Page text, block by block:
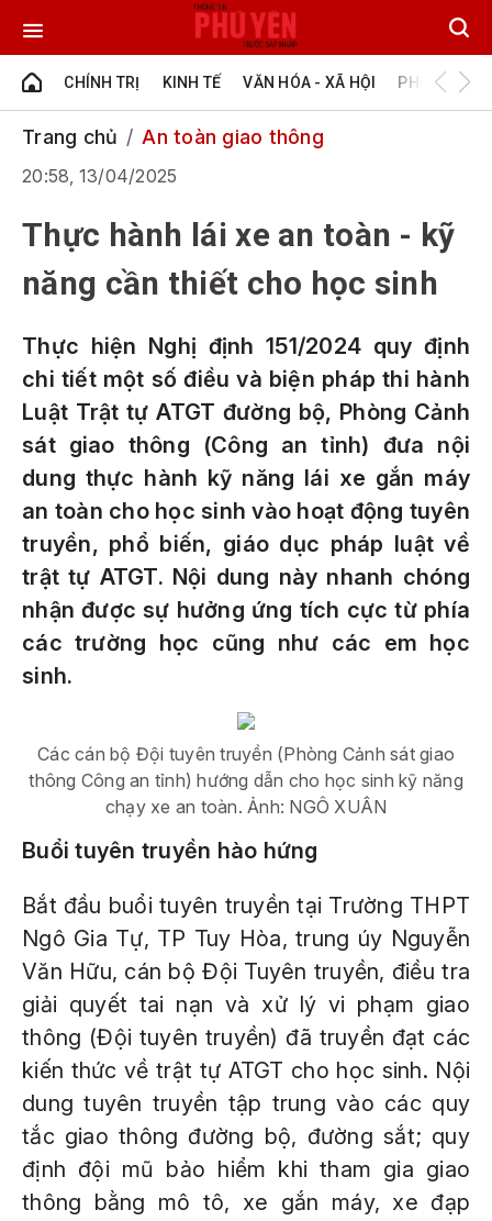
CHÍNH TRỊ KINH TẾ VĂN HÓA - XÃ HỘI PHÚ YÊN -
Trang chủ An toàn giao thông
20:58, 13/04/2025
Thực hành lái xe an toàn - kỹ
năng cần thiết cho học sinh
Thực hiện Nghị định 151/2024 quy định
chi tiết một số điều và biện pháp thi hành
Luật Trật tự ATGT đường bộ, Phòng Cảnh
sát giao thông (Công an tỉnh) đưa nội
dung thực hành kỹ năng lái xe gắn máy
an toàn cho học sinh vào hoạt động tuyên
truyền, phổ biến, giáo dục pháp luật về
trật tự ATGT. Nội dung này nhanh chóng
nhận được sự hưởng ứng tích cực từ phía
các trường học cũng như các em học
sinh.
Các cán bộ Đội tuyên truyền (Phòng Cảnh sát giao
thông Công an tỉnh) hướng dẫn cho học sinh kỹ năng
chạy xe an toàn. Ảnh: NGÔ XUÂN
Buổi tuyên truyền hào hứng
Bắt đầu buổi tuyên truyền tại Trường THPT
Ngô Gia Tự, TP Tuy Hòa, trung úy Nguyễn
Văn Hữu, cán bộ Đội Tuyên truyền, điều tra
giải quyết tai nạn và xử lý vi phạm giao
thông (Đội tuyên truyền) đã truyền đạt các
kiến thức về trật tự ATGT cho học sinh. Nội
dung tuyên truyền tập trung vào các quy
tắc giao thông đường bộ, đường sắt; quy
định đội mũ bảo hiểm khi tham gia giao
thông bằng mô tô, xe gắn máy, xe đạp